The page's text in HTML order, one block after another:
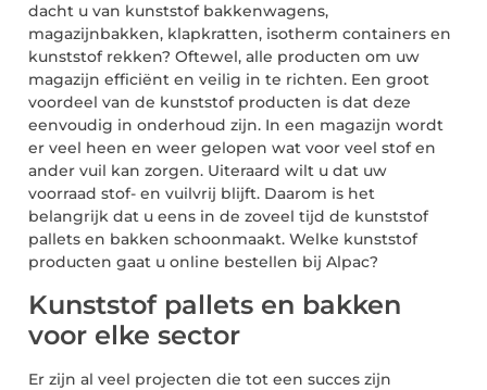
dacht u van kunststof bakkenwagens,
magazijnbakken, klapkratten, isotherm containers en
kunststof rekken? Oftewel, alle producten om uw
magazijn efficiënt en veilig in te richten. Een groot
voordeel van de kunststof producten is dat deze
eenvoudig in onderhoud zijn. In een magazijn wordt
er veel heen en weer gelopen wat voor veel stof en
ander vuil kan zorgen. Uiteraard wilt u dat uw
voorraad stof- en vuilvrij blijft. Daarom is het
belangrijk dat u eens in de zoveel tijd de kunststof
pallets en bakken schoonmaakt. Welke kunststof
producten gaat u online bestellen bij Alpac?
Kunststof pallets en bakken
voor elke sector
Er zijn al veel projecten die tot een succes zijn